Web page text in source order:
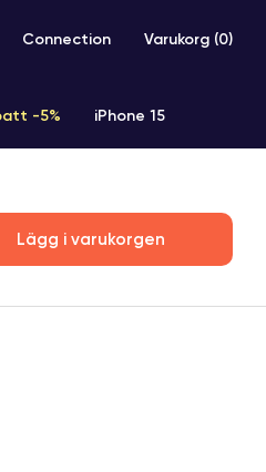
Connection Varukorg (0)
-5% iPhone 15
Lägg i varukorgen